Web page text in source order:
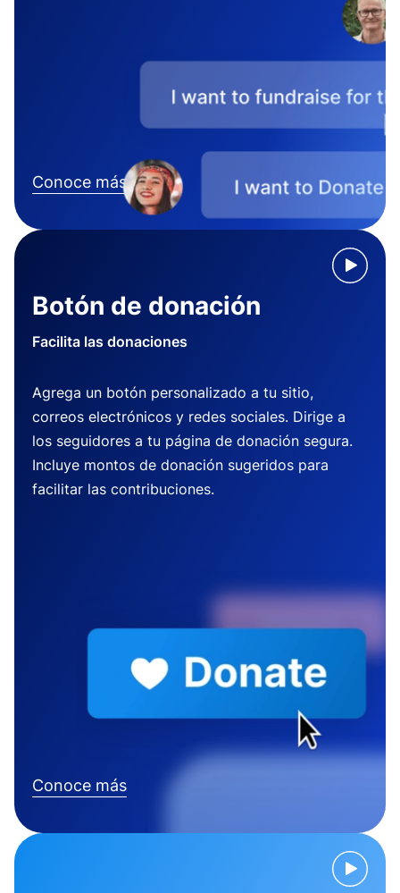
Conoce más
Botón de donación
Facilita las donaciones
Agrega un botón personalizado a tu sitio,
correos electrónicos y redes sociales. Dirige a
los seguidores a tu página de donación segura.
Incluye montos de donación sugeridos para
facilitar las contribuciones.
Conoce más